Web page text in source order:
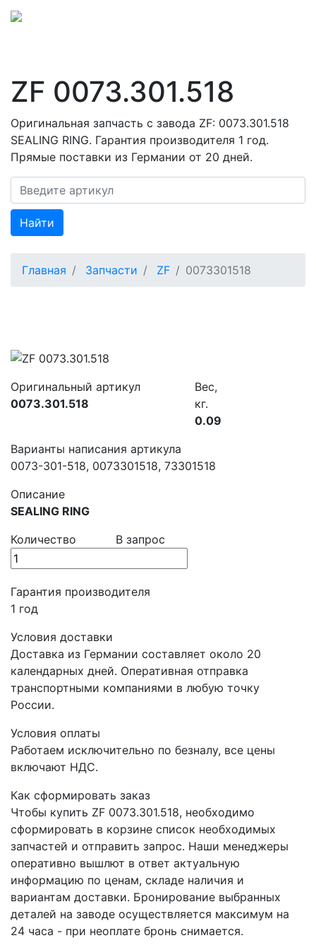
ZF 0073.301.518
Оригинальная запчасть с завода ZF: 0073.301.518
SEALING RING. Гарантия производителя 1 год.
Прямые поставки из Германии от 20 дней.
Найти
Главная Запчасти ZF 0073301518
Оригинальный артикул
0073.301.518
Вес,
кг.
0.09
Варианты написания артикула
0073-301-518, 0073301518, 73301518
Описание
SEALING RING
Количество
В запрос
Гарантия производителя
1 год
Условия доставки
Доставка из Германии составляет около 20
календарных дней. Оперативная отправка
транспортными компаниями в любую точку
России.
Условия оплаты
Работаем исключительно по безналу, все цены
включают НДС.
Как сформировать заказ
Чтобы купить ZF 0073.301.518, необходимо
сформировать в корзине список необходимых
запчастей и отправить запрос. Наши менеджеры
оперативно вышлют в ответ актуальную
информацию по ценам, складе наличия и
вариантам доставки. Бронирование выбранных
деталей на заводе осуществляется максимум на
24 часа - при неоплате бронь снимается.